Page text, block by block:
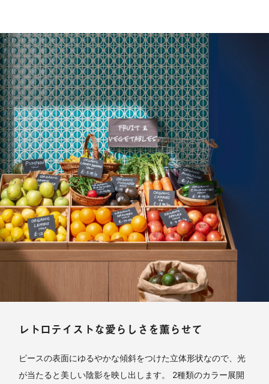
レトロテイストな愛らしさを薫らせて
ピースの表面にゆるやかな傾斜をつけた立体形状なので、光
が当たると美しい陰影を映し出します。 2種類のカラー展開